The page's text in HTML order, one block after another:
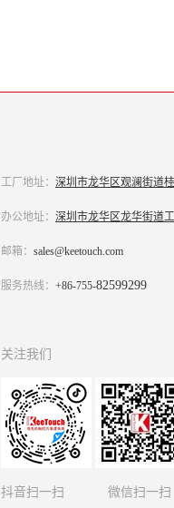
工厂地址： 深圳市龙华区观澜街道
办公地址： 深圳市龙华区龙华街道
邮箱： sales@keetouch.com
服务热线： +86-755-82599299
关注我们
抖音扫一扫 微信扫一扫